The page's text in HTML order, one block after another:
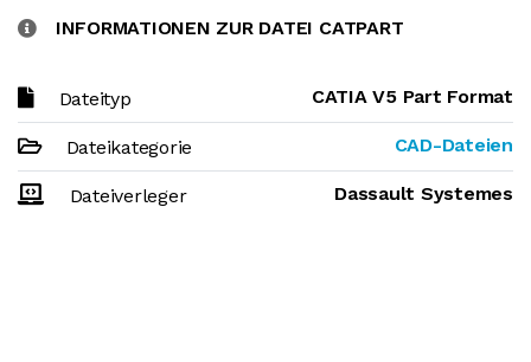
INFORMATIONEN ZUR DATEI CATPART
Dateityp CATIA V5 Part Format
Dateikategorie CAD-Dateien
Dateiverleger Dassault Systemes